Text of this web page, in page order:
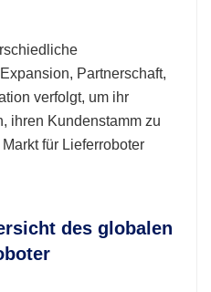
Partnerschaft,
verfolgt, um ihr
ihren Kundenstamm zu
für Lieferroboter
des globalen